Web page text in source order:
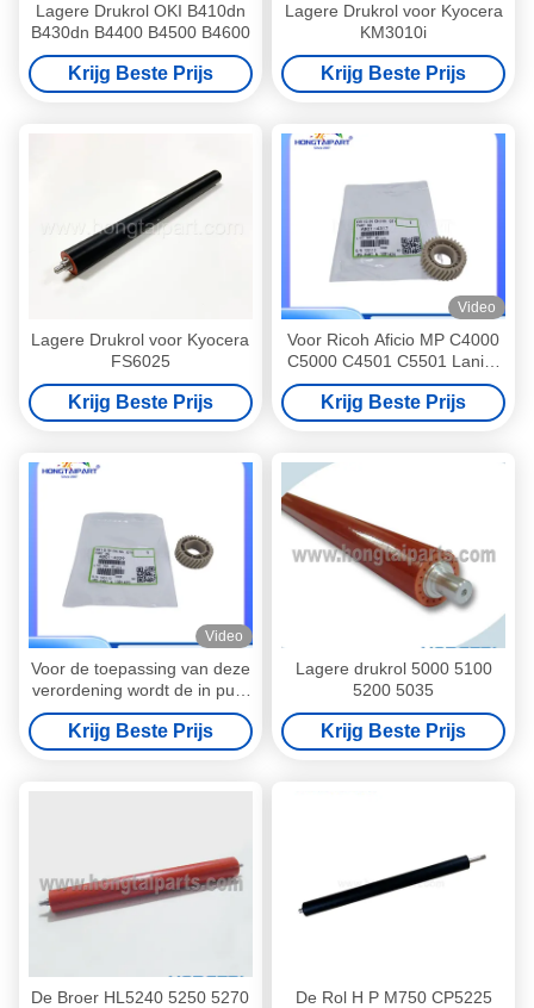
Lagere Drukrol OKI B410dn
B430dn B4400 B4500 B4600
Krijg Beste Prijs
Lagere Drukrol voor Kyocera
KM3010i
Krijg Beste Prijs
Lagere Drukrol voor Kyocera
FS6025
Krijg Beste Prijs
Video
Voor Ricoh Aficio MP C4000
C5000 C4501 C5501 Lanier
LD540C LD550C Savin
C4040 C50
Krijg Beste Prijs
Video
Voor de toepassing van deze
verordening wordt de in punt
2 van dit hoofdstuk bedoelde
verpakking als volgt
omschreven:
Krijg Beste Prijs
Lagere drukrol 5000 5100
5200 5035
Krijg Beste Prijs
De Broer HL5240 5250 5270
De Rol H P M750 CP5225